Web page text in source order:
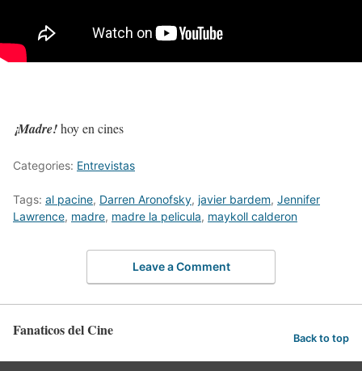
¡Madre!hoy en cines
Categories: Entrevistas
Tags: al pacine, Darren Aronofsky, javier bardem, Jennifer
Lawrence, madre, madre la pelicula, maykoll calderon
Leave a Comment
Fanaticos del Cine Back to top